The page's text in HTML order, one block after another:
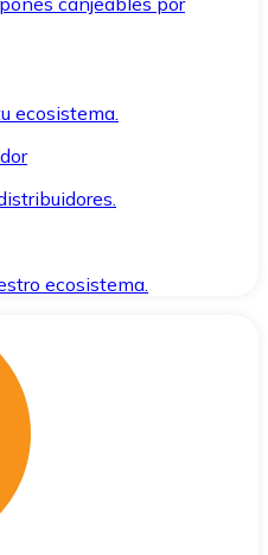
ecosistema.
ecosistema.